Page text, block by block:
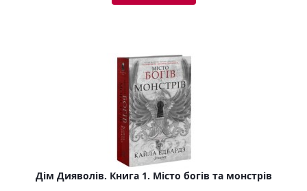
Дім Дияволів. Книга 1. Місто богів та монстрів